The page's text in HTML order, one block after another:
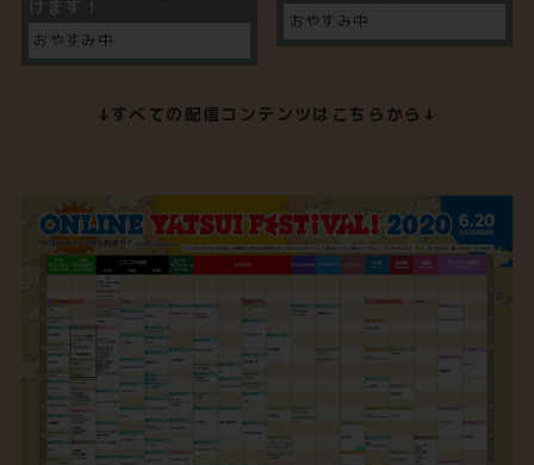
おやすみ中
おやすみ中
↓すべての配信コンテンツはこちらから↓